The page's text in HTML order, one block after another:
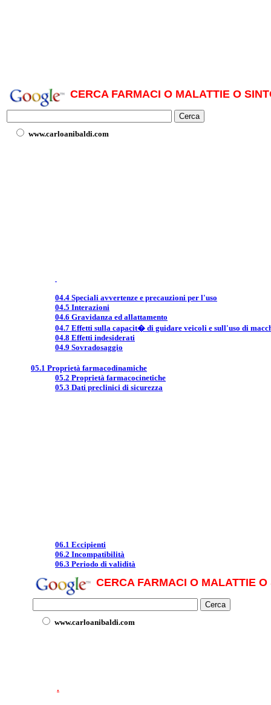
CERCA FARMACI O MALATTIE O
www.carloanibaldi.com
04.4 Speciali avvertenze e precauzioni per l'uso
04.5 Interazioni
04.6 Gravidanza ed allattamento
04.7 Effetti sulla capacit� di guidare veicoli e sull'uso di
04.8 Effetti indesiderati
04.9 Sovradosaggio
05.1 Proprietà farmacodinamiche
05.2 Proprietà farmacocinetiche
05.3 Dati preclinici di sicurezza
06.1 Eccipienti
06.2 Incompatibilità
06.3 Periodo di validità
CERCA FARMACI O MALATTIE
www.carloanibaldi.com
.